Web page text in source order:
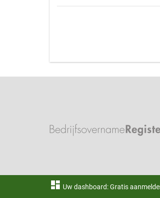
dashboard Uw dashboard: Gratis
®BedrijfsovernameRegister